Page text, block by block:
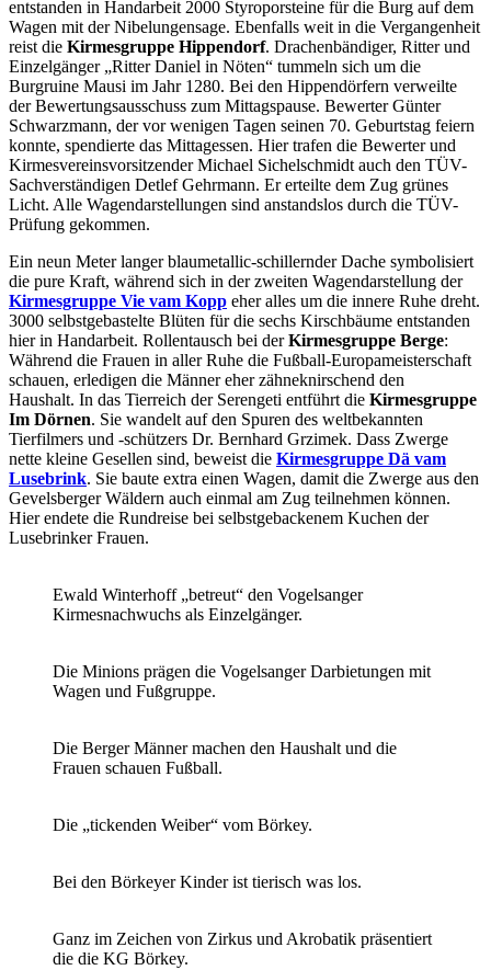
entstanden in Handarbeit 2000 Styroporsteine für die Burg auf dem
Wagen mit der Nibelungensage. Ebenfalls weit in die Vergangenheit
reist die Kirmesgruppe Hippendorf. Drachenbändiger, Ritter und
Einzelgänger „Ritter Daniel in Nöten“ tummeln sich um die
Burgruine Mausi im Jahr 1280. Bei den Hippendörfern verweilte
der Bewertungsausschuss zum Mittagspause. Bewerter Günter
Schwarzmann, der vor wenigen Tagen seinen 70. Geburtstag feiern
konnte, spendierte das Mittagessen. Hier trafen die Bewerter und
Kirmesvereinsvorsitzender Michael Sichelschmidt auch den TÜV-
Sachverständigen Detlef Gehrmann. Er erteilte dem Zug grünes
Licht. Alle Wagendarstellungen sind anstandslos durch die TÜV-
Prüfung gekommen.
Ein neun Meter langer blaumetallic-schillernder Dache symbolisiert
die pure Kraft, während sich in der zweiten Wagendarstellung der
Kirmesgruppe Vie vam Kopp eher alles um die innere Ruhe dreht.
3000 selbstgebastelte Blüten für die sechs Kirschbäume entstanden
hier in Handarbeit. Rollentausch bei derKirmesgruppe Berge:
Während die Frauen in aller Ruhe die Fußball-Europameisterschaft
schauen, erledigen die Männer eher zähneknirschend den
Haushalt. In das Tierreich der Serengeti entführt die Kirmesgruppe
Im Dörnen. Sie wandelt auf den Spuren des weltbekannten
Tierfilmers und -schützers Dr. Bernhard Grzimek. Dass Zwerge
nette kleine Gesellen sind, beweist die Kirmesgruppe Dä vam
Lusebrink. Sie baute extra einen Wagen, damit die Zwerge aus den
Gevelsberger Wäldern auch einmal am Zug teilnehmen können.
Hier endete die Rundreise bei selbstgebackenem Kuchen der
Lusebrinker Frauen.
Ewald Winterhoff „betreut“ den Vogelsanger
Kirmesnachwuchs als Einzelgänger.
Die Minions prägen die Vogelsanger Darbietungen mit
Wagen und Fußgruppe.
Die Berger Männer machen den Haushalt und die
Frauen schauen Fußball.
Die „tickenden Weiber“ vom Börkey.
Bei den Börkeyer Kinder ist tierisch was los.
Ganz im Zeichen von Zirkus und Akrobatik präsentiert
die die KG Börkey.